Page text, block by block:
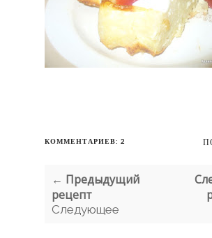
КОММЕНТАРИЕВ: 2
← Предыдущий
рецепт
Следующее